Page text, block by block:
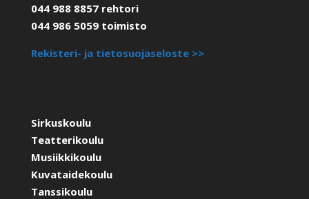
044 988 8857 rehtori
044 986 5059 toimisto
Rekisteri- ja tietosuojaseloste >>
Sirkuskoulu
Teatterikoulu
Musiikkikoulu
Kuvataidekoulu
Tanssikoulu